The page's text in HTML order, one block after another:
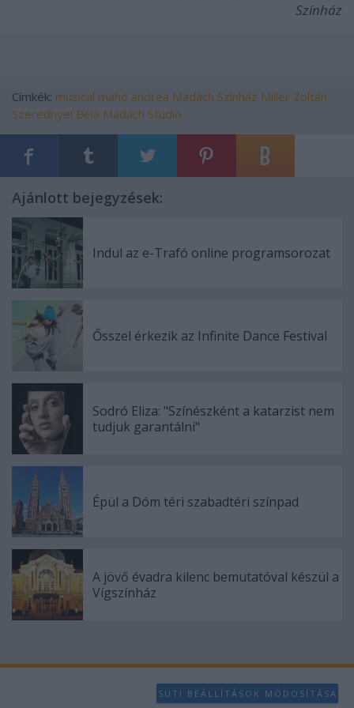
Színház
Címkék: musical mahó andrea Madách Színház Miller Zoltán
Szerednyei Béla Madách Stúdió
Ajánlott bejegyzések:
Indul az e-Trafó online programsorozat
Ősszel érkezik az Infinite Dance Festival
Sodró Eliza: "Színészként a katarzist nem
tudjuk garantálni"
Épül a Dóm téri szabadtéri színpad
A jövő évadra kilenc bemutatóval készül a
Vígszínház
SÜTI BEÁLLÍTÁSOK MÓDOSÍTÁSA